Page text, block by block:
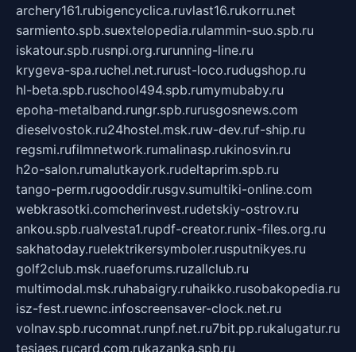
archery161.rubigencyclica.ruvlast16.rukorru.net
sarmiento.spb.suextelopedia.rulammin-suo.spb.ru
iskatour.spb.rusnpi.org.rurunning-line.ru
krygeva-spa.ruchel.net.rurust-loco.rudugshop.ru
hl-beta.spb.ruschool494.spb.rumymubaby.ru
epoha-metalband.rungr.spb.rurusgosnews.com
dieselvostok.ru24hostel.msk.ruw-dev.ruf-ship.ru
regsmi.rufilmnetwork.rumalinasp.rukinosvin.ru
h2o-salon.rumalutkayork.rudeltaprim.spb.ru
tango-perm.rugooddir.rusgv.sumultiki-online.com
webkrasotki.comcherinvest.rudetskiy-ostrov.ru
ankou.spb.rualvesta1.rupdf-creator.runix-files.org.ru
sakhatoday.ruelektrikersymboler.rusputnikyes.ru
golf2club.msk.ruaeforums.ruzallclub.ru
multimodal.msk.ruhabaigry.ruhaikko.rusobakopedia.ru
isz-fest.ruewnc.infoscreensaver-clock.net.ru
volnav.spb.rucomnat.runpf.net.ru7bit.pp.rukalugatur.ru
tesiaes.rucard.com.rukazanka.spb.ru